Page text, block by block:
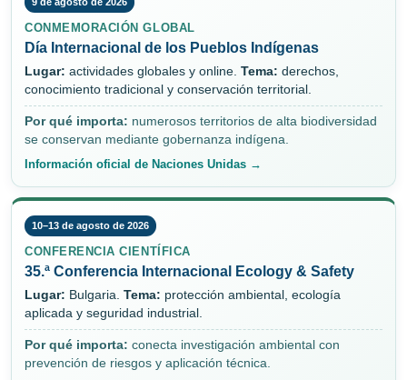
CONMEMORACIÓN GLOBAL
Día Internacional de los Pueblos Indígenas
Lugar: actividades globales y online. Tema: derechos,
conocimiento tradicional y conservación territorial.
Por qué importa: numerosos territorios de alta biodiversidad
se conservan mediante gobernanza indígena.
Información oficial de Naciones Unidas →
10–13 de agosto de 2026
CONFERENCIA CIENTÍFICA
35.ª Conferencia Internacional Ecology & Safety
Lugar: Bulgaria. Tema: protección ambiental, ecología
aplicada y seguridad industrial.
Por qué importa: conecta investigación ambiental con
prevención de riesgos y aplicación técnica.